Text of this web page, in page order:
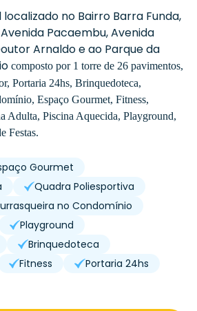
localizado no Bairro Barra Funda,
Pacaembu, Avenida
Arnaldoe ao Parque da
composto por 1 torre de 26 pavimentos,
Portaria 24hs, Brinquedoteca,
Espaço Gourmet, Fitness,
Adulta, Piscina Aquecida, Playground,
Festas.
Gourmet
Quadra Poliesportiva
no Condomínio
Playground
Brinquedoteca
Fitness
Portaria 24hs